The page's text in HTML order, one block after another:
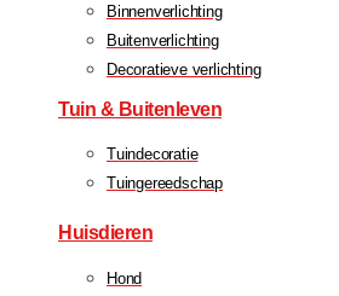
Binnenverlichting
Buitenverlichting
Decoratieve verlichting
Tuin & Buitenleven
Tuindecoratie
Tuingereedschap
Huisdieren
Hond